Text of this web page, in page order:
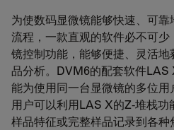
为使数码显微镜能够快速、可
流程，一款直观的软件必不可
镜控制功能，能够便捷、灵活
品分析。DVM6的配套软件LAS
能为使用同一台显微镜的多位用
用户可以利用LAS X的Z-堆栈功
样品特征或完整样品记录到各种